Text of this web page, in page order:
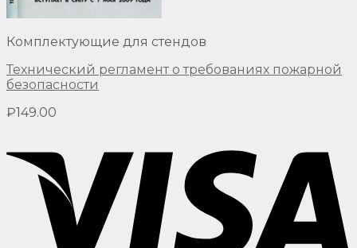
Комплектующие для стендов
Технический регламент о требованиях пожарной
безопасности
₽149.00